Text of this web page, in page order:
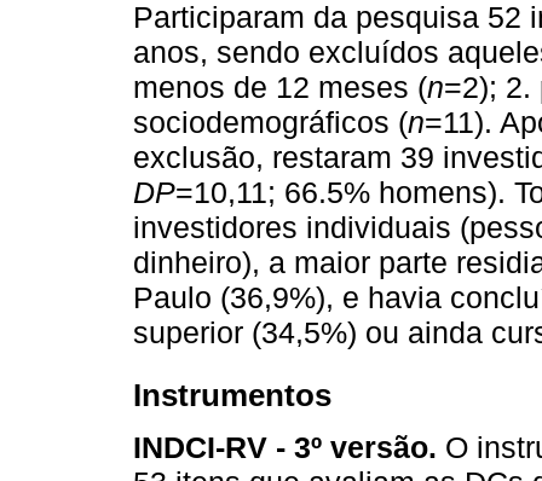
Participaram da pesquisa 52
anos, sendo excluídos
menos de 12 meses (n=2); 2.
sociodemográficos (n=11).
exclusão, restaram 39
DP=10,11; 66.5% homens).
investidores individuais
dinheiro), a maior parte
Paulo (36,9%), e havia
superior (34,5%) ou ainda
Instrumentos
INDCI-RV - 3º versão. O